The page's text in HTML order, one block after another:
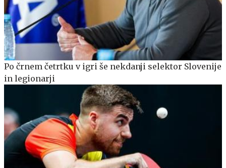
Po črnem četrtku v igri še nekdanji selektor Slovenije
in legionarji